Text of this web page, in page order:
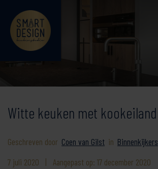
Witte keuken met kookeiland
Geschreven door Coen van Gilst in Binnenkijkers
7 juli 2020
| Aangepast op: 17 december 2020